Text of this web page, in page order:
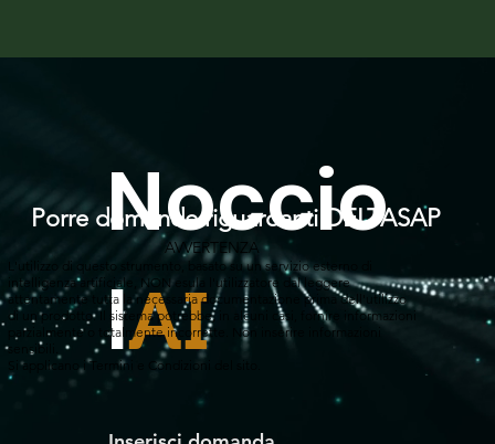
Noccio
lAI
Porre domande riguardanti DELTASAP
AVVERTENZA
L'utilizzo di questo strumento, basato su un servizio esterno di
intelligenza artificiale, NON esula l'utilizzatore dal leggere
attentamente tutta la necessaria documentazione prima dell'utilizzo
di un prodotto. Il sistema potrebbe, in alcuni casi, fornire informazioni
parzialmente o totalmente incorrette. Non inserire informazioni
sensibili.
Si applicano i Termini e Condizioni del sito.